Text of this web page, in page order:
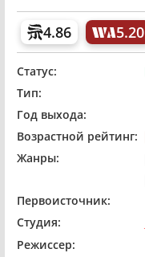
4.86 5.20
Статус:
Тип:
Год выхода:
Возрастной рейтинг:
Жанры:
Первоисточник:
Студия:
Режиссер: